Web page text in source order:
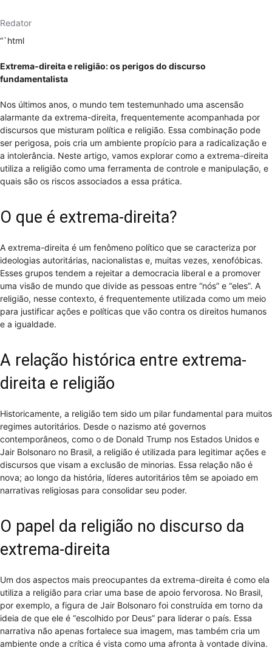
Redator
“`html
Extrema-direita e religião: os perigos do discurso
fundamentalista
Nos últimos anos, o mundo tem testemunhado uma ascensão
alarmante da extrema-direita, frequentemente acompanhada por
discursos que misturam política e religião. Essa combinação pode
ser perigosa, pois cria um ambiente propício para a radicalização e
a intolerância. Neste artigo, vamos explorar como a extrema-direita
utiliza a religião como uma ferramenta de controle e manipulação, e
quais são os riscos associados a essa prática.
O que é extrema-direita?
A extrema-direita é um fenômeno político que se caracteriza por
ideologias autoritárias, nacionalistas e, muitas vezes, xenofóbicas.
Esses grupos tendem a rejeitar a democracia liberal e a promover
uma visão de mundo que divide as pessoas entre “nós” e “eles”. A
religião, nesse contexto, é frequentemente utilizada como um meio
para justificar ações e políticas que vão contra os direitos humanos
e a igualdade.
A relação histórica entre extrema-
direita e religião
Historicamente, a religião tem sido um pilar fundamental para muitos
regimes autoritários. Desde o nazismo até governos
contemporâneos, como o de Donald Trump nos Estados Unidos e
Jair Bolsonaro no Brasil, a religião é utilizada para legitimar ações e
discursos que visam a exclusão de minorias. Essa relação não é
nova; ao longo da história, líderes autoritários têm se apoiado em
narrativas religiosas para consolidar seu poder.
O papel da religião no discurso da
extrema-direita
Um dos aspectos mais preocupantes da extrema-direita é como ela
utiliza a religião para criar uma base de apoio fervorosa. No Brasil,
por exemplo, a figura de Jair Bolsonaro foi construída em torno da
ideia de que ele é “escolhido por Deus” para liderar o país. Essa
narrativa não apenas fortalece sua imagem, mas também cria um
ambiente onde a crítica é vista como uma afronta à vontade divina.